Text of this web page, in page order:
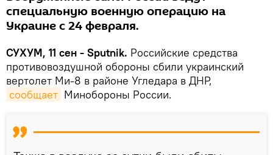
специальную военную операцию на
Украине с 24 февраля.
СУХУМ, 11 сен - Sputnik. Российские средства
противовоздушной обороны сбили украинский
вертолет Ми-8 в районе Угледара в ДНР,
сообщает Минобороны России.